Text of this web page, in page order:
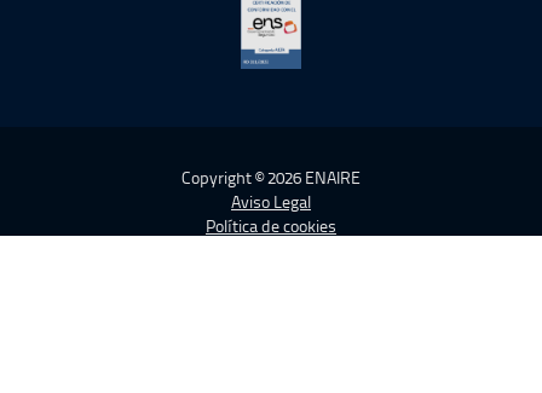
Copyright © 2026 ENAIRE
Aviso Legal
Política de cookies